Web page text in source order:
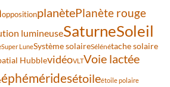
oppositionplanètePlanète rouge
lumineuseSaturneSoleil
Super LuneSystème solaireSélénétache solaire
HubblevidéoVLTVoie lactée
éphéméridesétoileétoile polaire